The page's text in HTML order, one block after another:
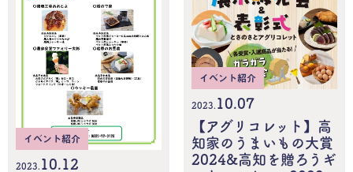
イベント紹介
2023. 10.12
イベント紹介
2023. 10.07
【アグリコレット】高
知家のうまいもの大賞
2024&高知を贈ろうギ